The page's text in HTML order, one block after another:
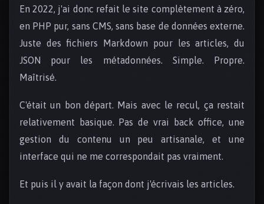
En 2022, j'ai donc refait le site complètement à zéro,
en PHP pur, sans CMS, sans base de données externe.
Juste des fichiers Markdown pour les articles, du
JSON pour les métadonnées. Simple. Propre.
Maîtrisé.
C'était un bon départ. Mais avec le recul, ça restait
relativement basique. Pas de vrai back office, une
gestion du contenu un peu artisanale, et une
interface qui ne me correspondait pas vraiment.
Et puis il y avait la façon dont j'écrivais les articles.